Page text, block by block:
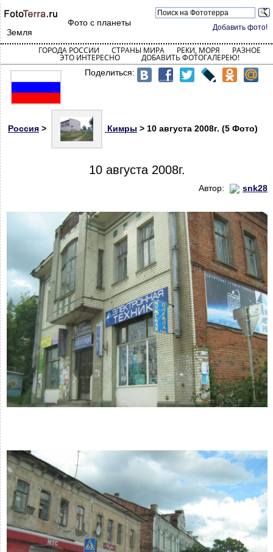
Добавить фото!
Фото с планеты
Земля
ГОРОДА РОССИИ СТРАНЫ МИРА РЕКИ, МОРЯ РАЗНОЕ
ЭТО ИНТЕРЕСНО ДОБАВИТЬ ФОТОГАЛЕРЕЮ!
Поделиться:
Россия > Кимры > 10 августа 2008г. (5 Фото)
10 августа 2008г.
Автор: snk28